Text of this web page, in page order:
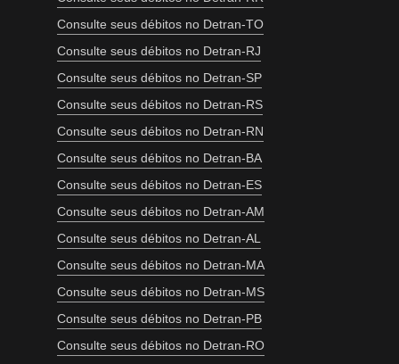
Consulte seus débitos no Detran-TO
Consulte seus débitos no Detran-RJ
Consulte seus débitos no Detran-SP
Consulte seus débitos no Detran-RS
Consulte seus débitos no Detran-RN
Consulte seus débitos no Detran-BA
Consulte seus débitos no Detran-ES
Consulte seus débitos no Detran-AM
Consulte seus débitos no Detran-AL
Consulte seus débitos no Detran-MA
Consulte seus débitos no Detran-MS
Consulte seus débitos no Detran-PB
Consulte seus débitos no Detran-RO